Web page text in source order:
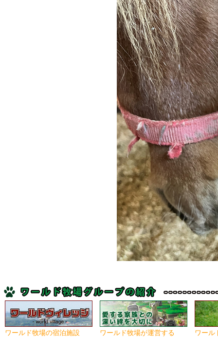
ワールド牧場の宿泊施設
ワールド牧場が運営する
ワール